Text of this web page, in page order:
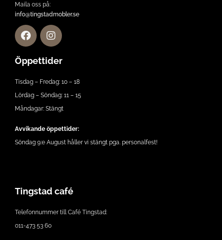
Maila oss på:
info@tingstadmobler.se
Öppettider
Tisdag – Fredag: 10 – 18
Lördag – Söndag: 11 – 15
Måndagar: Stängt
Avvikande öppettider:
Söndag 9:e August håller vi stängt pga. personalfest!
Tingstad café
Telefonnummer till Café Tingstad:
011-473 53 60